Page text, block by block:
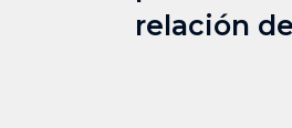
relación